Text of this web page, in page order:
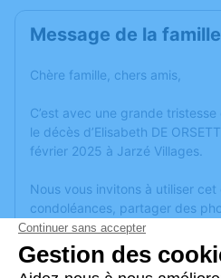
Message de la famille
Chère famille, chers amis,
C’est avec une grande
le décès d’Elisabeth DE
février 2025 à Jarzé Villages.
Nous vous invitons à utiliser
condoléances, partager des
anecdote ou exprimer vos
ou des textes. Cet endroit est
honorer la mémoire d’Elisabeth